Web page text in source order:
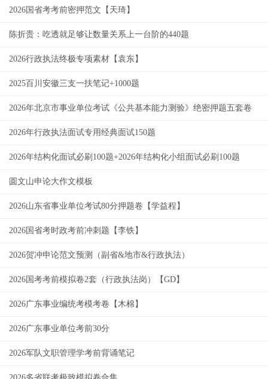
2026国省考考前密押范文【天琦】
陈折贵：吃透就足够让数量关系上一台阶的440题
2026行政执法终极专项素材【袁东】
2025百川安徽三支一扶笔记+1000题
2026年北京市事业单位考试《公共基本能力测验》绝密押题五套卷
2026年行政执法面试专用经典面试150题
2026年结构化面试必刷100题+2026年结构化小组面试必刷100题
圆文山申论大作文模板
2026山东省事业单位考试80分押题卷【学益程】
2026国省考时政考前冲刺题【李铁】
2026贺冲申论范文预测（副省&地市&行政执法）
2026国考考前模拟卷2套（行政执法岗）【GD】
2026广东事业编统考模考卷【木棉】
2026广东事业单位考前30分
2026军队文职管理学考前背诵笔记